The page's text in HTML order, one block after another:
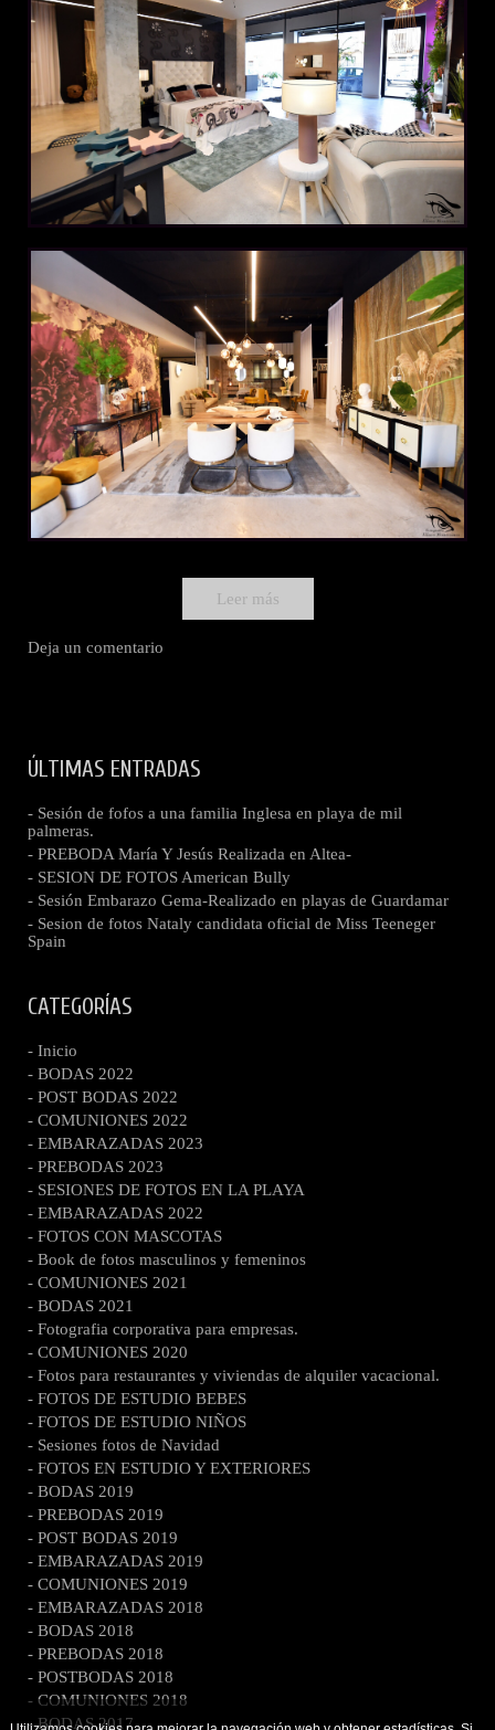
Leer más
Deja un comentario
ÚLTIMAS ENTRADAS
- Sesión de fofos a una familia Inglesa en playa de mil
palmeras.
- PREBODA María Y Jesús Realizada en Altea-
- SESION DE FOTOS American Bully
- Sesión Embarazo Gema-Realizado en playas de Guardamar
- Sesion de fotos Nataly candidata oficial de Miss Teeneger
Spain
CATEGORÍAS
- Inicio
- BODAS 2022
- POST BODAS 2022
- COMUNIONES 2022
- EMBARAZADAS 2023
- PREBODAS 2023
- SESIONES DE FOTOS EN LA PLAYA
- EMBARAZADAS 2022
- FOTOS CON MASCOTAS
- Book de fotos masculinos y femeninos
- COMUNIONES 2021
- BODAS 2021
- Fotografia corporativa para empresas.
- COMUNIONES 2020
- Fotos para restaurantes y viviendas de alquiler vacacional.
- FOTOS DE ESTUDIO BEBES
- FOTOS DE ESTUDIO NIÑOS
- Sesiones fotos de Navidad
- FOTOS EN ESTUDIO Y EXTERIORES
- BODAS 2019
- PREBODAS 2019
- POST BODAS 2019
- EMBARAZADAS 2019
- COMUNIONES 2019
- EMBARAZADAS 2018
- BODAS 2018
- PREBODAS 2018
- POSTBODAS 2018
- COMUNIONES 2018
- BODAS 2017